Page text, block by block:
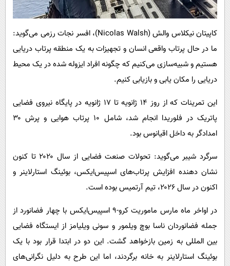
کاپیتان نیکلاس والش (Nicolas Walsh)، افسر نجات رزمی می‌گوید:
ما در حال پرتاب واقعی انسان‌ و تجهیزات به یک منطقه پرتاب دریایی
هستیم و شبیه‌سازی می‌کنیم که چگونه افراد ایزوله شده در یک محیط
دریایی را مکان یابی و بازیابی کنیم.
این تمرینات که از روز ۱۴ ژانویه تا ۱۷ ژانویه در پایگاه نیروی فضایی
پاتریک در فلوریدا انجام شد، شامل ۱۰ پرتاب هوایی و پرش ۳۰
امدادگر به داخل اقیانوس بود.
سرگرد شیبر می‌گوید: تحولات صنعت فضایی از سال ۲۰۲۰ تا کنون
نشان دهنده افزایش پرتاب‌های اسپیس‌ایکس، بوئینگ استارلاینر و
اکنون در سال ۲۰۲۶، تیم آرتمیس بوده است.
در اواخر ماه مارس ماموریت کرو-۹ اسپیس‌ایکس با چهار فضانورد از
جمله فضانوردان ناسا بوچ ویلمور و سونی ویلیامز از ایستگاه فضایی
بین المللی به زمین بازخواهد گشت. این دو در ابتدا قرار بود با یک
بوئینگ استارلاینر به خانه برگردند، اما این طرح به دلیل نگرانی‌های